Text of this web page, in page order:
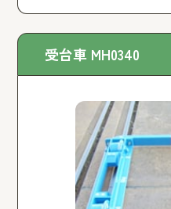
受台車 MH0340